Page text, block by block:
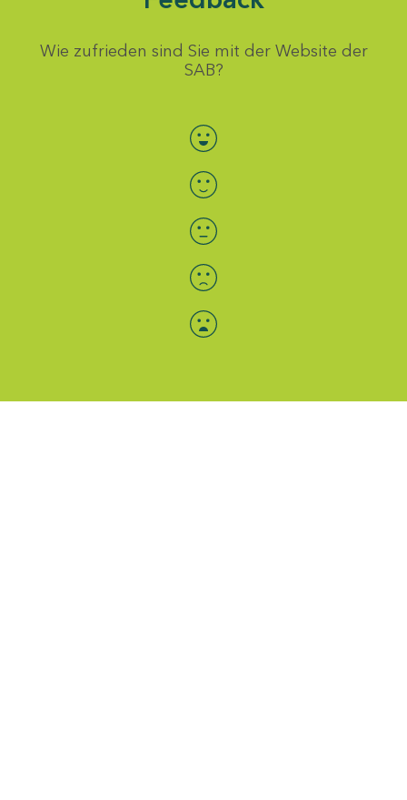
Wie zufrieden sind Sie mit der Website der
SAB?
Bewertung auswählen